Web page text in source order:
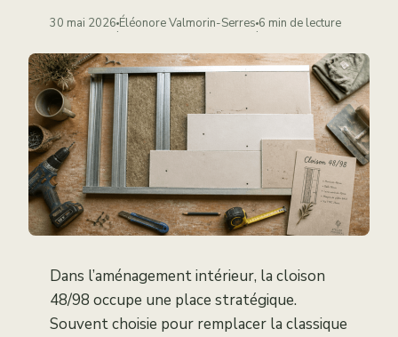
30 mai 2026·Éléonore Valmorin-Serres·6 min de lecture
Dans l’aménagement intérieur, la cloison
48/98 occupe une place stratégique.
Souvent choisie pour remplacer la classique